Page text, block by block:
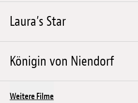
Laura’s Star
Königin von Niendorf
Weitere Filme